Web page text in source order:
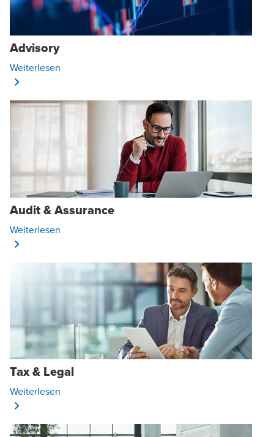
Advisory
Weiterlesen
Audit & Assurance
Weiterlesen
Tax & Legal
Weiterlesen